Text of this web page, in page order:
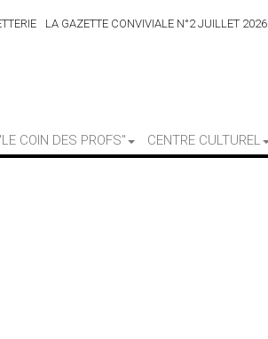
LA GAZETTE CONVIVIALE N°2 JUILLET 2026
COIN DES PROFS" CENTRE CULTUREL